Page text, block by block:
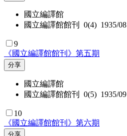
國立編譯館
國立編譯館館刊 0(4) 1935/08
9
《國立編譯館館刊》第五期
分享
國立編譯館
國立編譯館館刊 0(5) 1935/09
10
《國立編譯館館刊》第六期
分享